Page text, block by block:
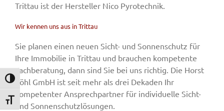
Umschalten auf hohe Kontraste
Schrift vergrößern
Trittau ist der Hersteller Nico Pyrotechnik.
Wir kennen uns aus in Trittau
Sie planen einen neuen Sicht- und Sonnenschutz für
Ihre Immobilie in Trittau und brauchen kompetente
Fachberatung, dann sind Sie bei uns richtig. Die Horst
Söhl GmbH ist seit mehr als drei Dekaden Ihr
kompetenter Ansprechpartner für individuelle Sicht-
und Sonnenschutzlösungen.